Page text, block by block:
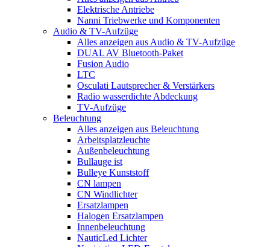
Elektrische Antriebe
Nanni Triebwerke und Komponenten
Audio & TV-Aufzüge
Alles anzeigen aus Audio & TV-Aufzüge
DUAL AV Bluetooth-Paket
Fusion Audio
LTC
Osculati Lautsprecher & Verstärkers
Radio wasserdichte Abdeckung
TV-Aufzüge
Beleuchtung
Alles anzeigen aus Beleuchtung
Arbeitsplatzleuchte
Außenbeleuchtung
Bullauge ist
Bulleye Kunststoff
CN lampen
CN Windlichter
Ersatzlampen
Halogen Ersatzlampen
Innenbeleuchtung
NauticLed Lichter